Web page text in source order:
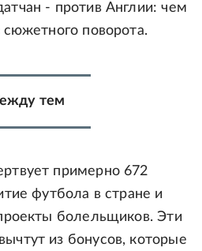
- против Англии: чем
поворота.
тем
примерно 672
футбола в стране и
болельщиков. Эти
из бонусов, которые